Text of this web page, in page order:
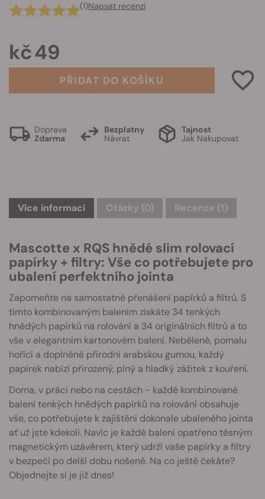
(1)Napsat recenzi
kč 49
PŘIDAT DO KOŠÍKU
Doprava
Zdarma
Bezplatny
Návrat
Tajnost
Jak Nakupovat
Více informací Otázky (0) Recenze (1)
Mascotte x RQS hnědé slim rolovací
papírky + filtry: Vše co potřebujete pro
ubalení perfektního jointa
Zapomeňte na samostatné přenášení papírků a filtrů. S
tímto kombinovaným balením získáte 34 tenkých
hnědých papírků na rolování a 34 originálních filtrů a to
vše v elegantním kartonovém balení. Nebělené, pomalu
hořící a doplněné přírodní arabskou gumou, každý
papírek nabízí přirozený, plný a hladký zážitek z kouření.
Doma, v práci nebo na cestách - každé kombinované
balení tenkých hnědých papírků na rolování obsahuje
vše, co potřebujete k zajištění dokonale ubaleného jointa
ať už jste kdekoli. Navíc je každé balení opatřeno těsným
magnetickým uzávěrem, který udrží vaše papírky a filtry
v bezpečí po delší dobu nošené. Na co ještě čekáte?
Objednejte si je již dnes!